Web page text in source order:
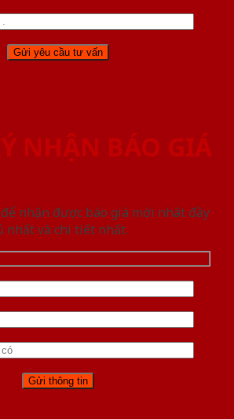
NHẬN BÁO GIÁ
nhận được báo giá mới nhât đầy
nhất và chi tiết nhất.